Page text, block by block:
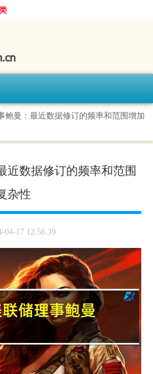
鲍曼：最近数据修订的频率和范围增加
近数据修订的频率和范围
杂性
04-17 12:56:39